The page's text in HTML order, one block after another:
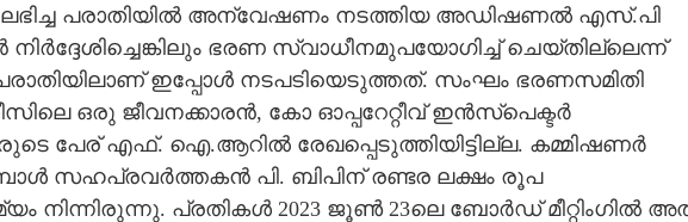
ലഭിച്ച പരാതിയിൽ അന്വേഷണം നടത്തിയ അഡിഷണൽ എസ്.പി
ഭരണ സ്വാധീനമുപയോഗിച്ച് ചെയ്തില്ലെന്ന്
പരാതിയിലാണ് ഇപ്പോൾ നടപടിയെടുത്തത്. സംഘം ഭരണസമിതി
ഒരു ജീവനക്കാരൻ, കോ ഓപ്പറേറ്റീവ് ഇൻസ്‌പെക്ടർ
പേര് എഫ്. ഐ.ആറിൽ രേഖപ്പെടുത്തിയിട്ടില്ല. കമ്മിഷണർ
സഹപ്രവർത്തകൻ പി. ബിപിന് രണ്ടര ലക്ഷം രൂപ
നിന്നിരുന്നു. പ്രതികൾ 2023 ജൂൺ 23ലെ ബോർഡ് മീറ്റിംഗിൽ